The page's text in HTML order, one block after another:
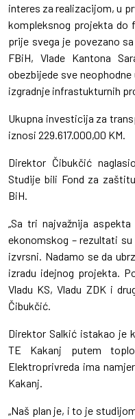
interes za realizacijom, u
kompleksnog projekta do
prije svega je povezano
FBiH, Vlade Kantona
obezbijede sve
izgradnje infrastukturnih
Ukupna investicija za
iznosi 229.617.000,00 KM.
Direktor Čibukčić
Studije bili Fond za
BiH.
„Sa tri najvažnija
ekonomskog – rezultati
izvrsni. Nadamo se da
izradu idejnog projekta.
Vladu KS, Vladu ZDK i
Čibukčić.
Direktor Salkić istakao je
TE Kakanj putem
Elektroprivreda ima
Kakanj.
„Naš plan je, i to je